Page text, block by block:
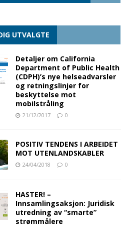
UTVALGTE
Detaljer om California
Department of Public Health
(CDPH)’s nye helseadvarsler
og retningslinjer for
beskyttelse mot
mobilstråling
21/12/2017 0
POSITIV TENDENS I ARBEIDET
MOT UTENLANDSKABLER
24/04/2018 0
HASTER! –
Innsamlingsaksjon: Juridisk
utredning av “smarte”
strømmålere